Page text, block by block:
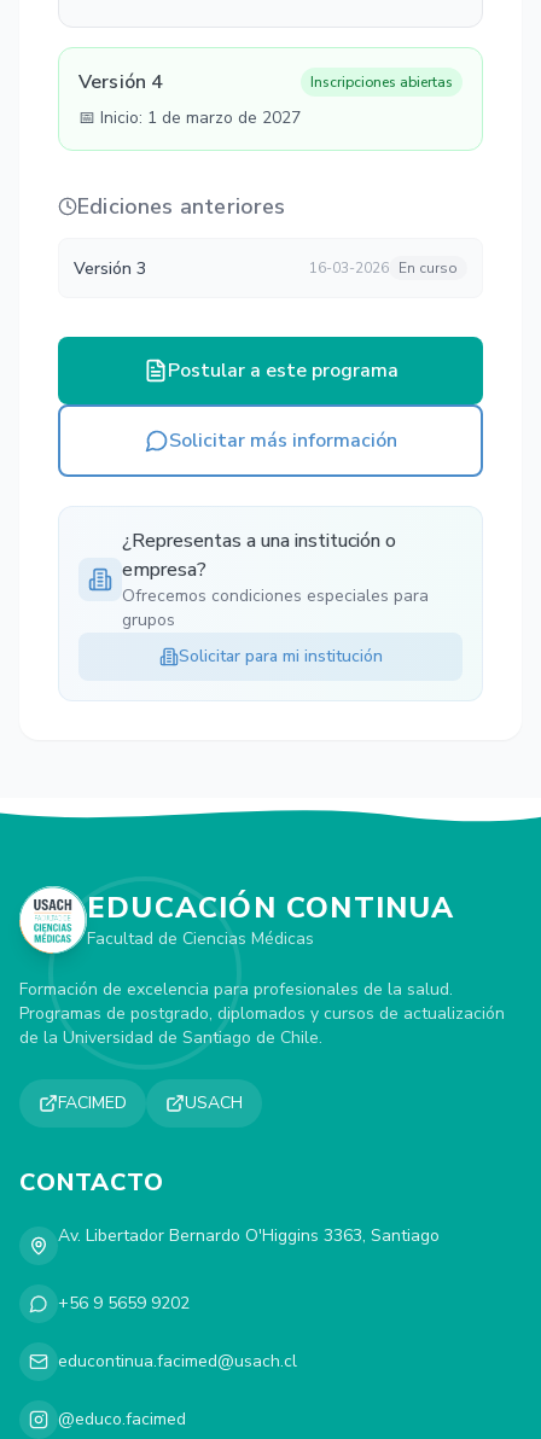
Versión 4 Inscripciones abiertas
📅 Inicio: 1 de marzo de 2027
Ediciones anteriores
Versión 3 16-03-2026 En curso
Postular a este programa
Solicitar más información
¿Representas a una institución o
empresa?
Ofrecemos condiciones especiales para
grupos
Solicitar para mi institución
EDUCACIÓN CONTINUA
Facultad de Ciencias Médicas
Formación de excelencia para profesionales de la salud.
Programas de postgrado, diplomados y cursos de actualización
de la Universidad de Santiago de Chile.
FACIMED USACH
CONTACTO
Av. Libertador Bernardo O'Higgins 3363, Santiago
+56 9 5659 9202
educontinua.facimed@usach.cl
@educo.facimed